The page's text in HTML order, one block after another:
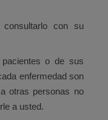
con su
o de sus
enfermedad son
otras personas no
a usted.